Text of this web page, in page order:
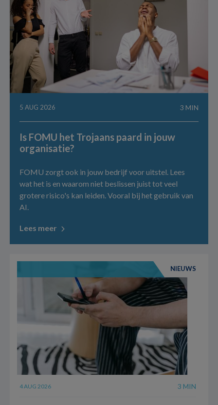
5 AUG 2026 3 MIN
Is FOMU het Trojaans paard in jouw
organisatie?
FOMU zorgt ook in jouw bedrijf voor uitstel. Lees
wat het is en waarom niet beslissen juist tot veel
grotere risico's kan leiden. Vooral bij het gebruik van
AI.
Lees meer
NIEUWS
4 AUG 2026 3 MIN